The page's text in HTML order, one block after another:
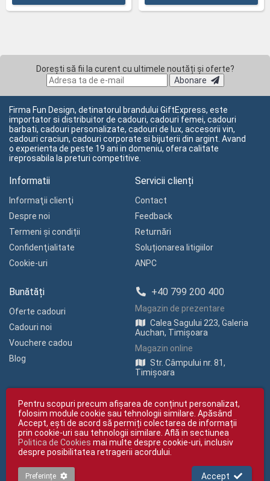
Dorești să fii la curent cu ultimele noutăți și oferte?
Abonare
Firma Fun Design, detinatorul brandului GiftExpress, este
importator si distribuitor de cadouri, cadouri femei, cadouri
barbati, cadouri personalizate, cadouri de lux, accesorii vin,
cadouri craciun, cadouri corporate si bijuterii din argint. Avand
o experienta de peste 19 ani in domeniu, ofera calitate
ireprosabila la preturi competitive.
Informatii
Informaţii clienţi
Despre noi
Termeni și condiții
Confidenţialitate
Cookie-uri
Servicii clienți
Contact
Feedback
Returnări
Soluționarea litigiilor
ANPC
Bunătăți
Oferte cadouri
Cadouri noi
Vouchere cadou
Blog
+40 799 200 400
Magazin de prezentare
Calea Sagului 223, Galeria
Auchan, Timișoara
Magazin online
Str. Câmpului nr. 81,
Timișoara
Copyright © giftexpress.ro | Toate drepturile rezervate
giftexpress.ro aparține de Fun Design SRL (CUI RO 15651694, Nr. Reg. Com.
giftexpress.ro folosește cookie-uri. Prețurile afișate includ TVA
Pentru scopuri precum afișarea de conținut personalizat,
folosim module cookie sau tehnologii similare. Apăsând
Accept, ești de acord să permiți colectarea de informații
prin cookie-uri sau tehnologii similare. Află in sectiunea
Politica de Cookies mai multe despre cookie-uri, inclusiv
despre posibilitatea retragerii acordului.
Preferințe Accept